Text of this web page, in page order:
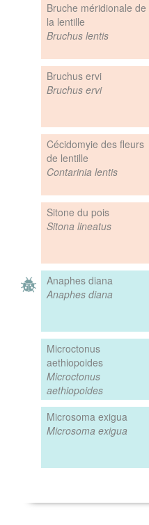
Bruche méridionale de
la lentille
Bruchus lentis
Bruchus ervi
Bruchus ervi
Cécidomyie des fleurs
de lentille
Contarinia lentis
Sitone du pois
Sitona lineatus
Anaphes diana
Anaphes diana
Microctonus
aethiopoides
Microctonus
aethiopoides
Microsoma exigua
Microsoma exigua